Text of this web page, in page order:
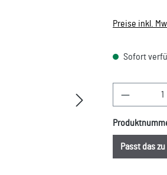
Preise inkl.
Sofort
Produkt
Passt das